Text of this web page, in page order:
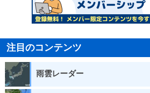
注目のコンテンツ
雨雲レーダー